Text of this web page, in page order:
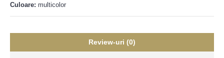
Culoare: multicolor
Review-uri (0)